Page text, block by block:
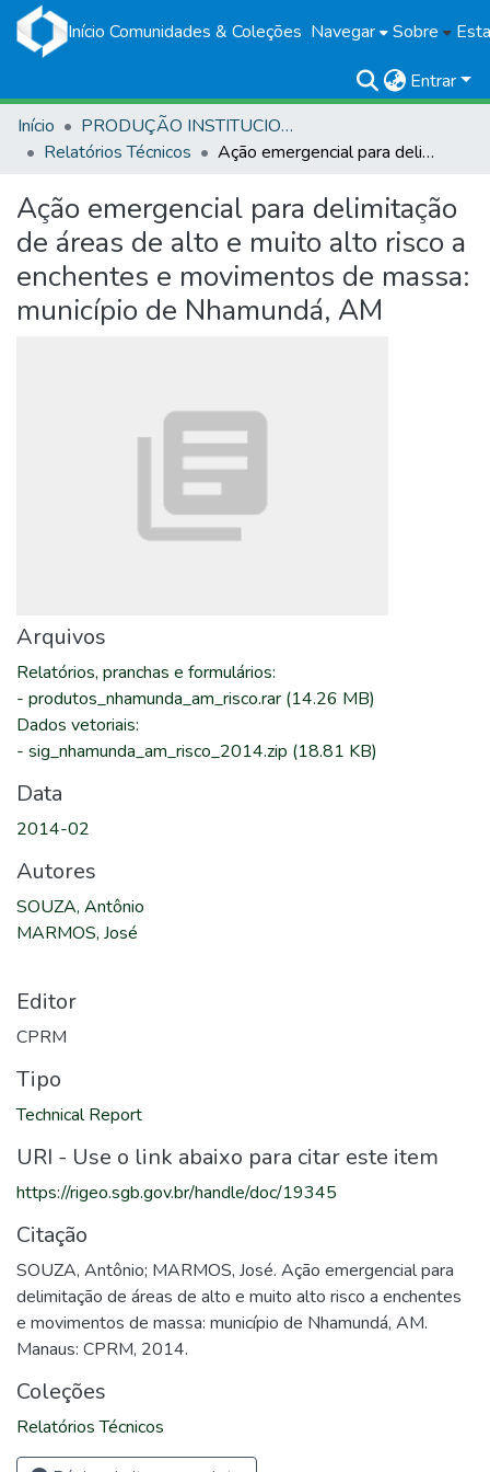
Início Comunidades & Coleções Navegar Sobre
Entrar
Início
PRODUÇÃO INSTITUCIONAL
Relatórios Técnicos
Ação emergencial para delimitação de áreas de alto e muito alto risco a enchentes e movimentos de massa: município de Nhamundá, AM
Ação emergencial para delimitação
de áreas de alto e muito alto risco a
enchentes e movimentos de massa:
município de Nhamundá, AM
Arquivos
Relatórios, pranchas e formulários:
- produtos_nhamunda_am_risco.rar (14.26 MB)
Dados vetoriais:
- sig_nhamunda_am_risco_2014.zip (18.81 KB)
Data
2014-02
Autores
SOUZA, Antônio
MARMOS, José
Editor
CPRM
Tipo
Technical Report
URI - Use o link abaixo para citar este item
https://rigeo.sgb.gov.br/handle/doc/19345
Citação
SOUZA, Antônio; MARMOS, José. Ação emergencial para
delimitação de áreas de alto e muito alto risco a enchentes
e movimentos de massa: município de Nhamundá, AM.
Manaus: CPRM, 2014.
Coleções
Relatórios Técnicos